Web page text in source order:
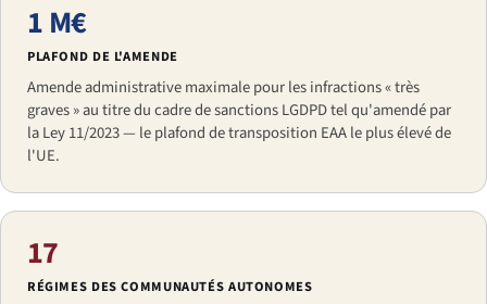
1 M€
PLAFOND DE L'AMENDE
Amende administrative maximale pour les infractions « très
graves » au titre du cadre de sanctions LGDPD tel qu'amendé par
la Ley 11/2023 — le plafond de transposition EAA le plus élevé de
l'UE.
17
RÉGIMES DES COMMUNAUTÉS AUTONOMES